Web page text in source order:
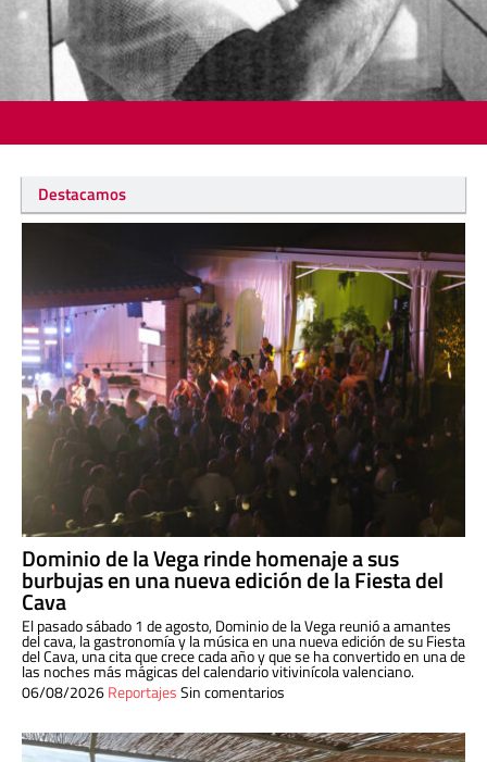
Destacamos
Dominio de la Vega rinde homenaje a sus
burbujas en una nueva edición de la Fiesta del
Cava
El pasado sábado 1 de agosto, Dominio de la Vega reunió a amantes
del cava, la gastronomía y la música en una nueva edición de su Fiesta
del Cava, una cita que crece cada año y que se ha convertido en una de
las noches más mágicas del calendario vitivinícola valenciano.
06/08/2026ReportajesSin comentarios